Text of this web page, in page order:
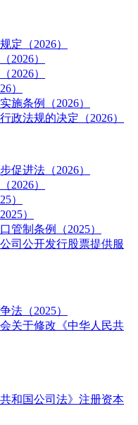
定（2026）
2026）
2026）
）
施条例（2026）
政法规的决定（2026）
促进法（2026）
2026）
）
）
管制条例（2025）
司公开发行股票提供服
法（2025）
关于修改《中华人民共
和国公司法》注册资本